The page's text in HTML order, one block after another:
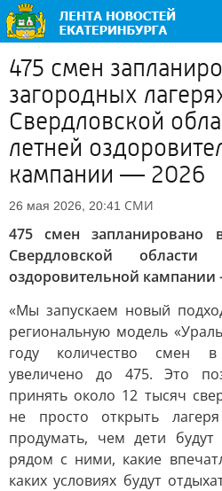
475 смен
загородных
Свердловской
летней
кампании — 2026
26 мая 2026, 20:41 СМИ
475 смен запланировано
Свердловской
оздоровительной кампании
«Мы запускаем новый
региональную модель
году количество смен в
увеличено до 475. Это
принять около 12 тысяч
не просто открыть
продумать, чем дети будут
рядом с ними, какие
каких условиях будут